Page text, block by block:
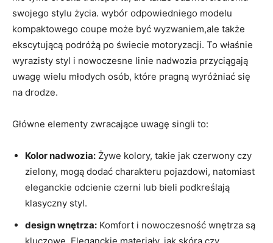
swojego stylu życia. wybór odpowiedniego modelu
kompaktowego coupe ⁤może być wyzwaniem,ale także
ekscytującą podróżą ⁢po świecie motoryzacji.⁣ To właśnie
wyrazisty styl i nowoczesne linie nadwozia przyciągają
uwagę wielu młodych osób, które pragną wyróżniać⁢ się
na drodze.
Główne elementy⁤ zwracające uwagę singli ⁣to:
Kolor⁢ nadwozia: ⁣Żywe‍ kolory, takie⁢ jak czerwony czy
zielony, mogą dodać charakteru pojazdowi, natomiast
eleganckie odcienie czerni lub bieli podkreślają
klasyczny styl.
design wnętrza: Komfort i nowoczesność wnętrza są